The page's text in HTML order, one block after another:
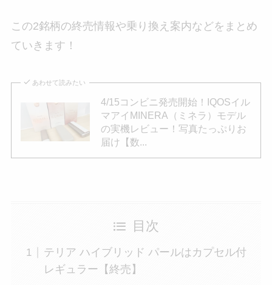
この2銘柄の終売情報や乗り換え案内などをまとめ
ていきます！
あわせて読みたい
4/15コンビニ発売開始！IQOSイル
マアイMINERA（ミネラ）モデル
の実機レビュー！写真たっぷりお
届け【数...
目次
テリア ハイブリッド パールはカプセル付
レギュラー【終売】